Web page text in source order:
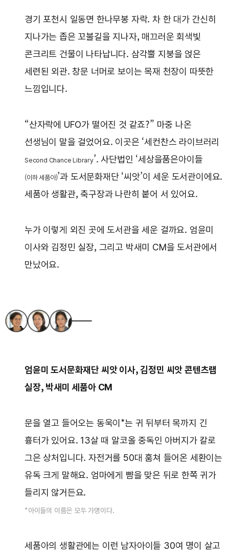
경기 포천시 일동면 한나무봉 자락. 차 한 대가 간신히
지나가는 좁은 꼬불길을 지나자, 매끄러운 회색빛
콘크리트 건물이 나타납니다. 삼각뿔 지붕을 얹은
세련된 외관. 창문 너머로 보이는 목재 천장이 따뜻한
느낌입니다.
“산자락에 UFO가 떨어진 것 같죠?” 마중 나온
선생님이 말을 걸었어요. 이곳은 ‘세컨찬스 라이브러리
Second Chance Library’. 사단법인 ‘세상을품은아이들
(이하 세품아)’과 도서문화재단 ‘씨앗’이 세운 도서관이에요.
세품아 생활관, 축구장과 나란히 붙어 서 있어요.
누가 이렇게 외진 곳에 도서관을 세운 걸까요. 엄윤미
이사와 김정민 실장, 그리고 박새미 CM을 도서관에서
만났어요.
엄윤미 도서문화재단 씨앗 이사, 김정민 씨앗 콘텐츠랩
실장, 박새미 세품아 CM
문을 열고 들어오는 동욱이*는 귀 뒤부터 목까지 긴
흉터가 있어요. 13살 때 알코올 중독인 아버지가 칼로
그은 상처입니다. 자전거를 50대 훔쳐 들어온 세환이는
유독 크게 말해요. 엄마에게 뺨을 맞은 뒤로 한쪽 귀가
들리지 않거든요.
*아이들의 이름은 모두 가명이다.
세품아의 생활관에는 이런 남자아이들 30여 명이 살고